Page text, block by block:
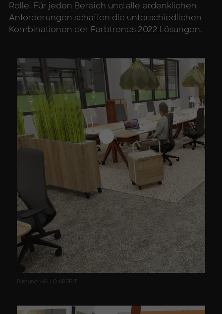
Rolle. Für jeden Bereich und alle erdenklichen
Anforderungen schaffen die unterschiedlichen
Kombinationen der Farbtrends 2022 Lösungen.
Planung: HALLO ARBEIT